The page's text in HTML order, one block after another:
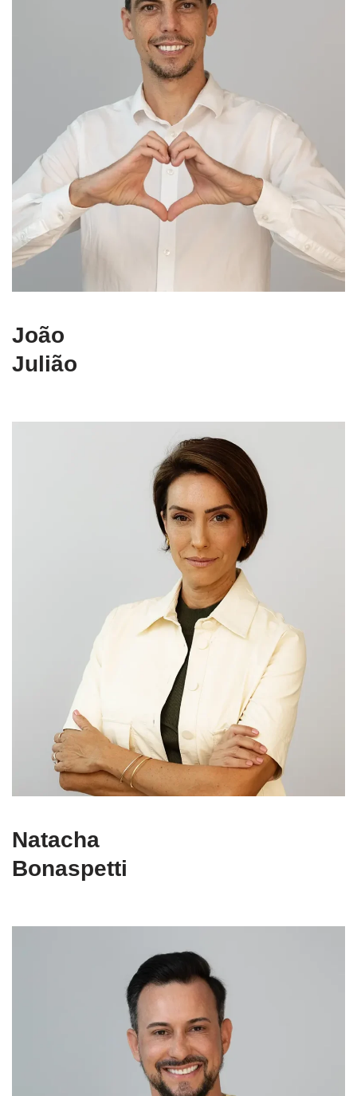
João
Julião
Natacha
Bonaspetti